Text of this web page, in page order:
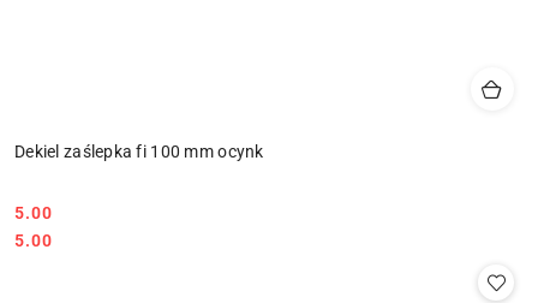
Dekiel zaślepka fi 100 mm ocynk
Cena:
5.00
Cena:
5.00